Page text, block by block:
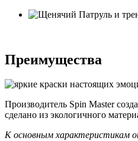
Преимущества
Производитель Spin Master
сделано из экологичного
К основным характеристикам